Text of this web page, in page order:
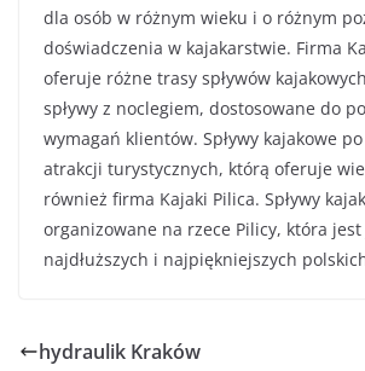
dla osób w różnym wieku i o różnym
doświadczenia w kajakarstwie. Firma
oferuje różne trasy spływów
spływy z noclegiem, dostosowane do
wymagań klientów. Spływy kajakowe
atrakcji turystycznych, którą oferuje
również firma Kajaki Pilica. Spływy
organizowane na rzece Pilicy, która
najdłuższych i najpiękniejszych
hydraulik Kraków